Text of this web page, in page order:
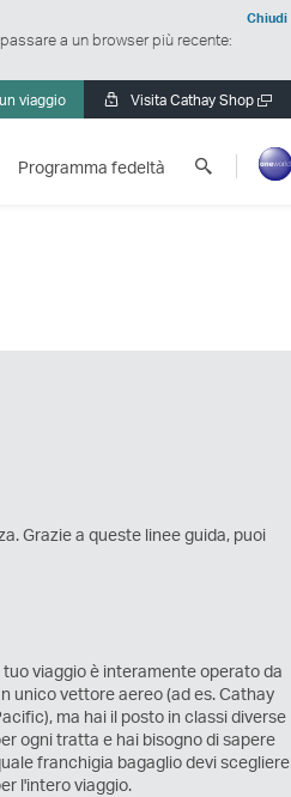
Chiudi
a un browser più recente:
viaggio Visita Cathay Shop
Apri
finestra
Programma fedeltà
Cathay
Grazie a queste linee guida, puoi
tuo viaggio è interamente operato da
unico vettore aereo (ad es. Cathay
ma hai il posto in classi diverse
ogni tratta e hai bisogno di sapere
franchigia bagaglio devi scegliere
l'intero viaggio.